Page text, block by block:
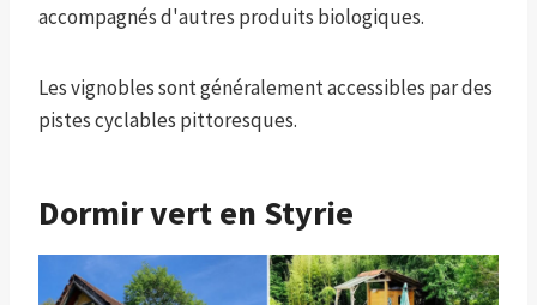
accompagnés d'autres produits biologiques.
Les vignobles sont généralement accessibles par des
pistes cyclables pittoresques.
Dormir vert en Styrie